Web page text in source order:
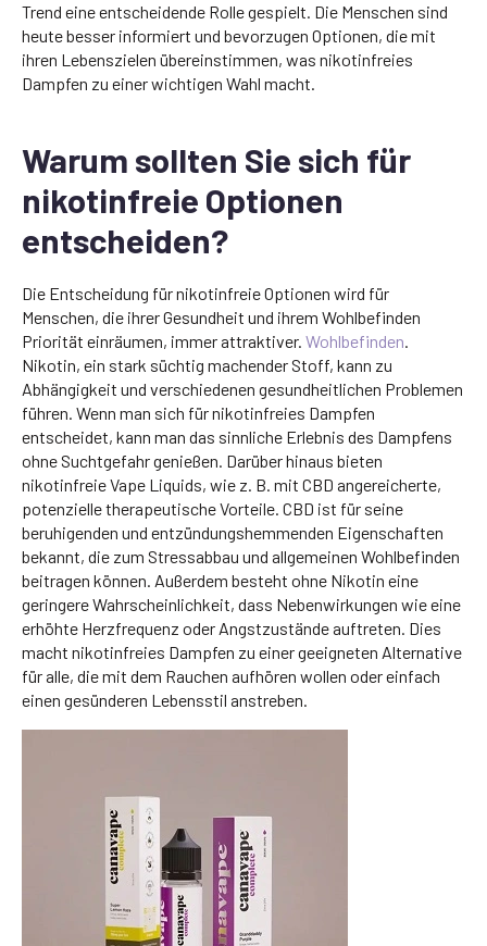
Trend eine entscheidende Rolle gespielt. Die Menschen sind
heute besser informiert und bevorzugen Optionen, die mit
ihren Lebenszielen übereinstimmen, was nikotinfreies
Dampfen zu einer wichtigen Wahl macht.
Warum sollten Sie sich für
nikotinfreie Optionen
entscheiden?
Die Entscheidung für nikotinfreie Optionen wird für
Menschen, die ihrer Gesundheit und ihrem Wohlbefinden
Priorität einräumen, immer attraktiver. Wohlbefinden.
Nikotin, ein stark süchtig machender Stoff, kann zu
Abhängigkeit und verschiedenen gesundheitlichen Problemen
führen. Wenn man sich für nikotinfreies Dampfen
entscheidet, kann man das sinnliche Erlebnis des Dampfens
ohne Suchtgefahr genießen. Darüber hinaus bieten
nikotinfreie Vape Liquids, wie z. B. mit CBD angereicherte,
potenzielle therapeutische Vorteile. CBD ist für seine
beruhigenden und entzündungshemmenden Eigenschaften
bekannt, die zum Stressabbau und allgemeinen Wohlbefinden
beitragen können. Außerdem besteht ohne Nikotin eine
geringere Wahrscheinlichkeit, dass Nebenwirkungen wie eine
erhöhte Herzfrequenz oder Angstzustände auftreten. Dies
macht nikotinfreies Dampfen zu einer geeigneten Alternative
für alle, die mit dem Rauchen aufhören wollen oder einfach
einen gesünderen Lebensstil anstreben.